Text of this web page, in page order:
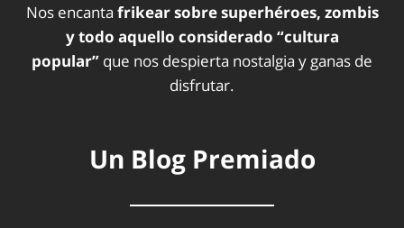
Nos encanta frikear sobre superhéroes, zombis
y todo aquello considerado “cultura
popular” que nos despierta nostalgia y ganas de
disfrutar.
Un Blog Premiado